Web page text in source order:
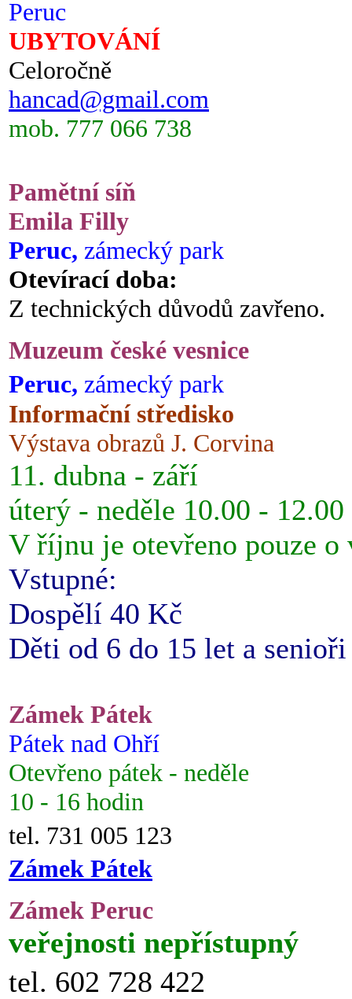
Peruc
UBYTOVÁNÍ
Celoročně
hancad@gmail.com
mob. 777 066 738
Pamětní síň
Emila Filly
Peruc, zámecký park
Otevírací doba:
Z technických důvodů zavřeno.
Muzeum české vesnice
Peruc, zámecký park
Informační středisko
Výstava obrazů J. Corvina
11. dubna - září
úterý - neděle 10.00 -
V říjnu je otevřeno pouze o
Vstupné:
Dospělí 40 Kč
Děti od 6 do 15 let a
Zámek Pátek
Pátek nad Ohří
Otevřeno pátek - neděle
10 - 16 hodin
tel. 731 005 123
Zámek Pátek
Zámek Peruc
veřejnosti nepřístupný
tel. 602 728 422